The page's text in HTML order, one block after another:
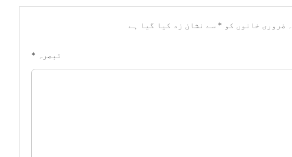
ضروری خانوں کو * سے نشان زد کیا گیا ہے
تبصرہ *